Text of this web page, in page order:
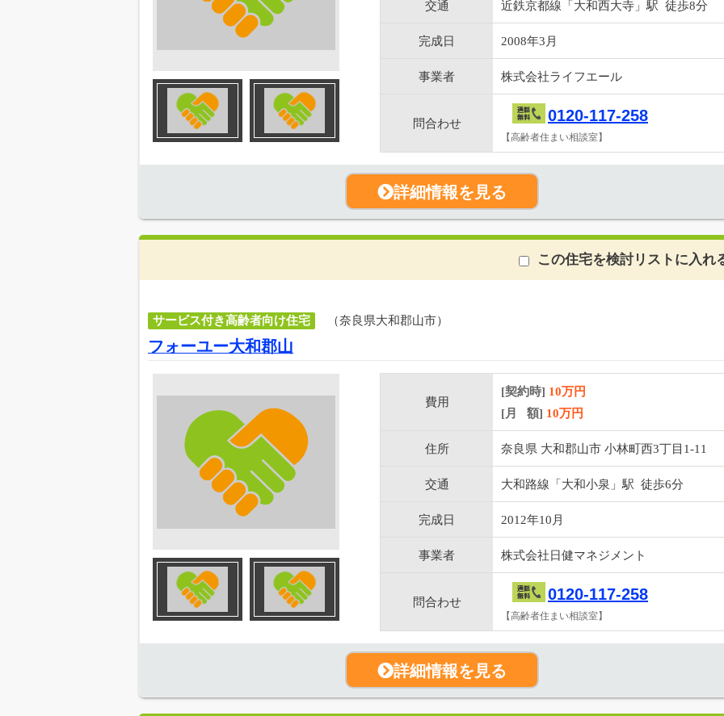
交通 近鉄京都線「大和西大寺」駅 徒歩8分
完成日 2008年3月
事業者 株式会社ライフエール
問合わせ 0120-117-258
【高齢者住まい相談室】
詳細情報を見る
この住宅を検討リストに入れ
サービス付き高齢者向け住宅 （奈良県大和郡山市）
フォーユー大和郡山
費用
[契約時] 10万円
[月 額] 10万円
住所 奈良県 大和郡山市 小林町西3丁目1-11
交通 大和路線「大和小泉」駅 徒歩6分
完成日 2012年10月
事業者 株式会社日健マネジメント
問合わせ 0120-117-258
【高齢者住まい相談室】
詳細情報を見る